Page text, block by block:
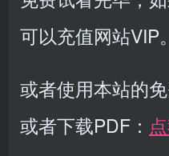
可以充值网站VIP。
或者使用本站的
或者下载PDF：